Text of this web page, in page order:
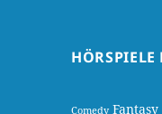
HÖRSPIELE
Comedy Fantasy